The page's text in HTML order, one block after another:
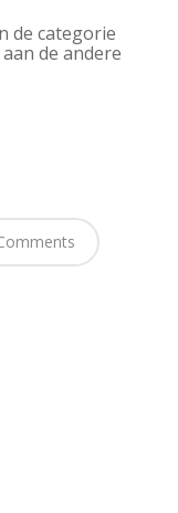
de categorie
de andere